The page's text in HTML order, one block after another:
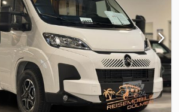
140, Euro 6d-FINAL, 2.179 ccm, 103
/ Stopp-Technologie) überzeugt mit seinem
einer familienfreundlichen
Platzverhältnissen auf ca. 7,20
bietet ein komfortables französisches
Alkoven-Doppelbett sowie eine
Sitzgruppe, die bei Bedarf zu einem
werden kann. Ergänzt wird das
eine funktionale Küche, ein komfortables